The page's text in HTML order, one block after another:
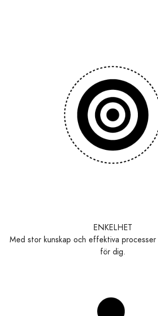
ENKELHET
Med stor kunskap och effektiva
för dig.